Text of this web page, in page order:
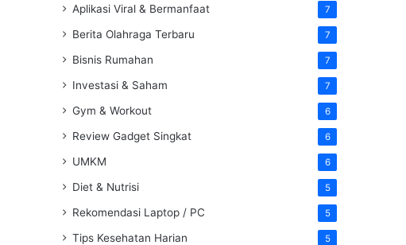
Aplikasi Viral & Bermanfaat 7
Berita Olahraga Terbaru 7
Bisnis Rumahan 7
Investasi & Saham 7
Gym & Workout 6
Review Gadget Singkat 6
UMKM 6
Diet & Nutrisi 5
Rekomendasi Laptop / PC 5
Tips Kesehatan Harian 5